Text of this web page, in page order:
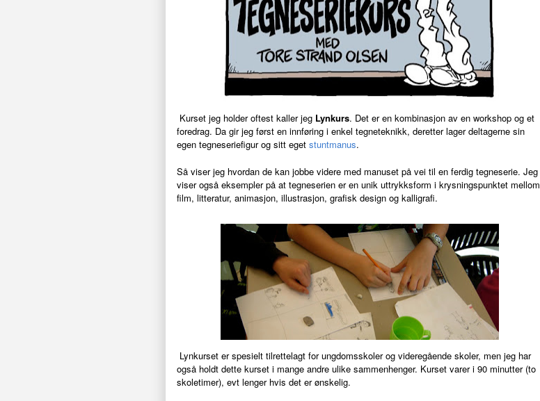
Kurset jeg holder oftest kaller jeg Lynkurs. Det er en kombinasjon av en workshop og et
foredrag. Da gir jeg først en innføring i enkel tegneteknikk, deretter lager deltagerne sin
egen tegneseriefigur og sitt eget stuntmanus.
Så viser jeg hvordan de kan jobbe videre med manuset på vei til en ferdig tegneserie. Jeg
viser også eksempler på at tegneserien er en unik uttrykksform i krysningspunktet mellom
film, litteratur, animasjon, illustrasjon, grafisk design og kalligrafi.
Lynkurset er spesielt tilrettelagt for ungdomsskoler og videregående skoler, men jeg har
også holdt dette kurset i mange andre ulike sammenhenger. Kurset varer i 90 minutter (to
skoletimer), evt lenger hvis det er ønskelig.